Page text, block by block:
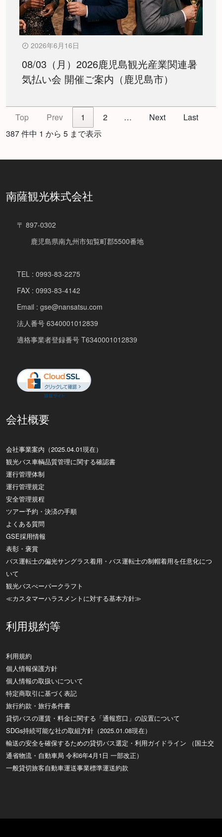
2026年6月16日
08/03（月）2026鹿児島観光産業関連暑
気払い会 開催ご案内（鹿児島市）
Top Prev 1 2 … Next
Last
387 件中 1 から 5 まで表示
南薩観光株式会社
〒 897-0302
鹿児島県南九州市知覧町郡5500番地
TEL : 0993-83-2275
FAX : 0993-83-4142
Email : gse@nansatsu.com
法人番号 6340001012839
適格事業者登録番号 T6340001012839
会社概要
会社事業案内（2025.04.01現在）
観光バス車輌品質管理に関する確認書
運行管理体制
運行管理規定
安全管理規程
ツアー予約・決済の手順
よくある質問
GSE採用情報
表彰・褒賞
バス運転士の偏光サングラス着用・バス運転士の制帽着用を任意化につ
いて
観光バスぺーパークラフト
≪カスタマーハラスメントに対する基本方針≫
利用規約等
利用規約
個人情報保護方針
個人情報の取扱いについて
特定商取引に基づく表記
旅行約款・旅行条件書
貸切バスの運賃・料金に関する「通報窓口」の設置について
SDGs持続可能な社の取組方針（2025.01.08現在）
輸送の安全を確保するための貸切バス選定・利用ガイドライン （国土交
通省物流・自動車局 令和6年4月1日 一部改正）
一般貸切旅客自動車運送事業標準運送約款